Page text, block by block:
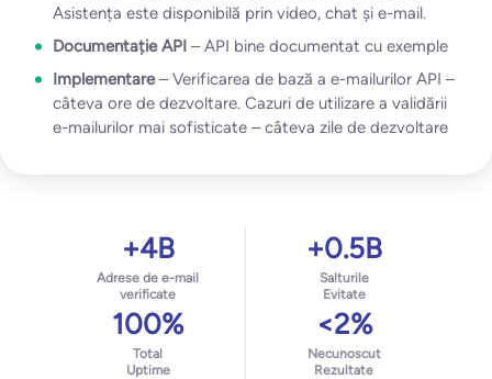
Asistența este disponibilă prin video, chat și e-mail.
Documentație API – API bine documentat cu exemple
Implementare– Verificarea de bază a e-mailurilor API –
câteva ore de dezvoltare. Cazuri de utilizare a validării
e-mailurilor mai sofisticate – câteva zile de dezvoltare
+4B
Adrese de e-mail
verificate
+0.5B
Salturile
Evitate
100%
Total
Uptime
<2%
Necunoscut
Rezultate